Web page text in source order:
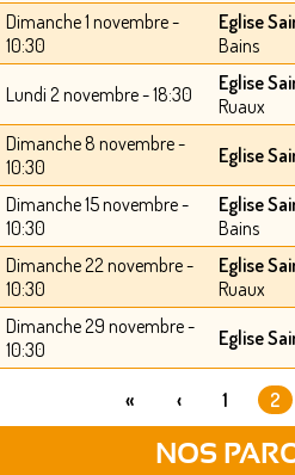
Dimanche 1 novembre -
10:30
Eglise
Bains
Lundi 2 novembre - 18:30 Eglise
Ruaux
Dimanche 8 novembre -
10:30
Eglise
Dimanche 15 novembre -
10:30
Eglise
Bains
Dimanche 22 novembre -
10:30
Eglise
Ruaux
Dimanche 29 novembre -
10:30
Eglise
« ‹ 1 2
NOS